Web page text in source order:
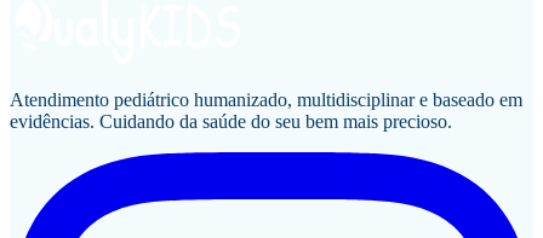
Atendimento pediátrico humanizado, multidisciplinar e baseado em
evidências. Cuidando da saúde do seu bem mais precioso.